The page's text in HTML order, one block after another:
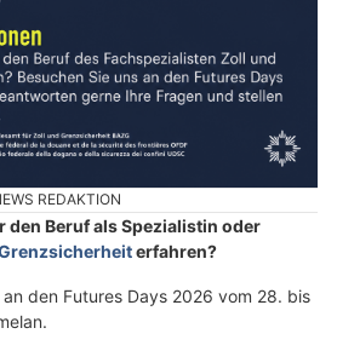
REDAKTION
den Beruf als Spezialistin oder
erfahren?
den Futures Days 2026 vom 28. bis